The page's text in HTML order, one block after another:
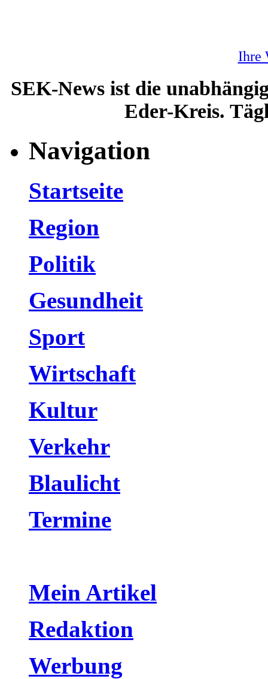
Ihre
SEK-News ist die
Eder-Kreis.
Navigation
Startseite
Region
Politik
Gesundheit
Sport
Wirtschaft
Kultur
Verkehr
Blaulicht
Termine
Mein Artikel
Redaktion
Werbung